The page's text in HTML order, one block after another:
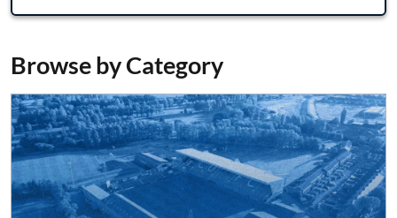
Browse by Category